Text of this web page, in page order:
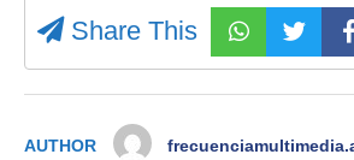
Share This
AUTHOR